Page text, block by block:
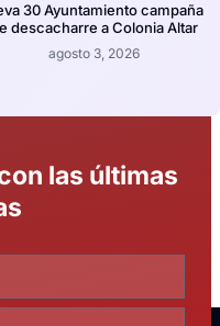
30 Ayuntamiento campaña
descacharre a Colonia Altar
agosto 3, 2026
las últimas